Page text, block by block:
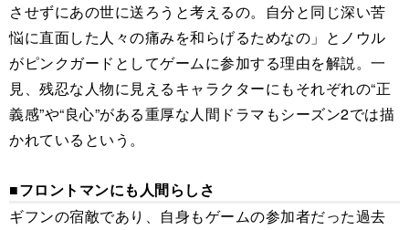
させずにあの世に送ろうと考えるの。自分と同じ深い苦
悩に直面した人々の痛みを和らげるためなの」とノウル
がピンクガードとしてゲームに参加する理由を解説。一
見、残忍な人物に見えるキャラクターにもそれぞれの“正
義感”や“良心”がある重厚な人間ドラマもシーズン2では描
かれているという。
■フロントマンにも人間らしさ
ギフンの宿敵であり、自身もゲームの参加者だった過去